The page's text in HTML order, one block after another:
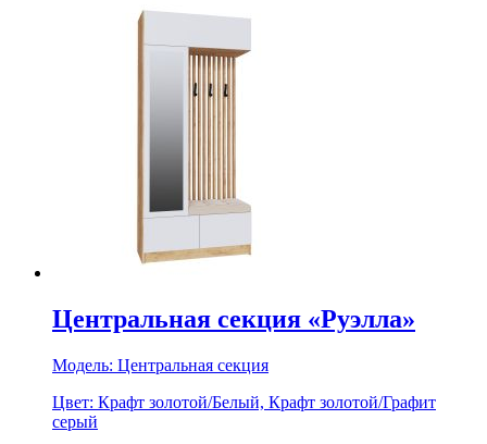
Центральная секция «Руэлла»
Модель: Центральная секция
Цвет: Крафт золотой/Белый, Крафт золотой/Графит
серый